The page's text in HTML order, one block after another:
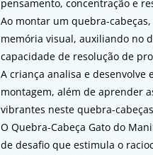
pensamento, concentração e
Ao montar um quebra-
memória visual, auxiliando no
capacidade de resolução de
A criança analisa e desenvolve
montagem, além de aprender
vibrantes neste quebra-
O Quebra-Cabeça Gato do
de desafio que estimula o